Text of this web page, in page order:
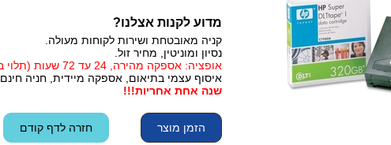
מדוע לקנות אצלנו?
קניה מאובטחת ושירות לקוחות מעולה.
נסיון ומוניטין, מחיר זול.
אופציה: אספקה מהירה, 24 עד 72 שעות (תלוי באזור)
איסוף עצמי בתיאום, אספקה מיידית, חניה חינם
שנה אחת אחריות!!!